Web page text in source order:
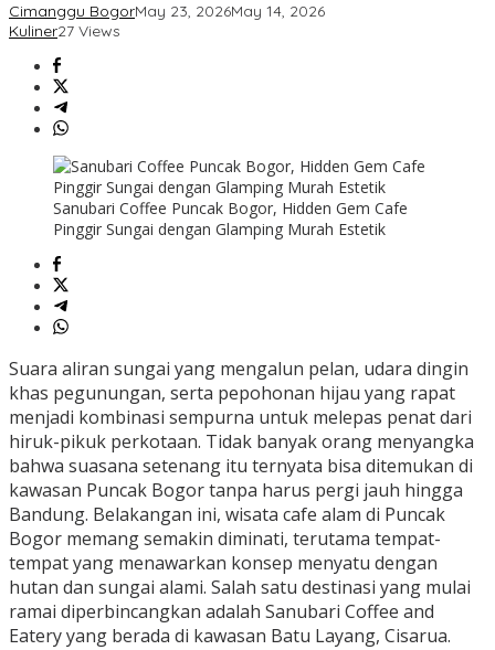
Cimanggu BogorMay 23, 2026May 14, 2026
Kuliner27 Views
Sanubari Coffee Puncak Bogor, Hidden Gem Cafe
Pinggir Sungai dengan Glamping Murah Estetik
Suara aliran sungai yang mengalun pelan, udara dingin
khas pegunungan, serta pepohonan hijau yang rapat
menjadi kombinasi sempurna untuk melepas penat dari
hiruk-pikuk perkotaan. Tidak banyak orang menyangka
bahwa suasana setenang itu ternyata bisa ditemukan di
kawasan Puncak Bogor tanpa harus pergi jauh hingga
Bandung. Belakangan ini, wisata cafe alam di Puncak
Bogor memang semakin diminati, terutama tempat-
tempat yang menawarkan konsep menyatu dengan
hutan dan sungai alami. Salah satu destinasi yang mulai
ramai diperbincangkan adalah Sanubari Coffee and
Eatery yang berada di kawasan Batu Layang, Cisarua.